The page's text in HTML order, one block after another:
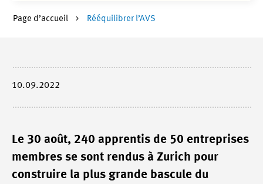
Page d’accueil Rééquilibrer l’AVS
10.09.2022
Le 30 août, 240 apprentis de 50 entreprises
membres se sont rendus à Zurich pour
construire la plus grande bascule du